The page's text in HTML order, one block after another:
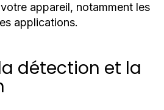
appareil, notamment les
applications.
détection et la